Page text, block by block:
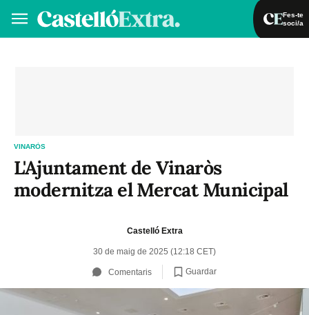
Fes-te
soci/a
VINARÒS
L'Ajuntament de Vinaròs
modernitza el Mercat Municipal
Castelló Extra
30 de maig de 2025 (12:18 CET)
Comentaris Guardar